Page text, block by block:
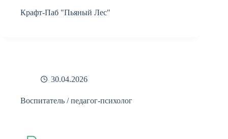
Крафт-Паб "Пьяный Лес"
30.04.2026
Воспитатель / педагог-психолог